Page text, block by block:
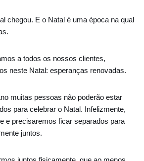
chegou. E o Natal é uma época na qual
a todos os nossos clientes,
neste Natal: esperanças renovadas.
muitas pessoas não poderão estar
para celebrar o Natal. Infelizmente,
e precisaremos ficar separados para
juntos.